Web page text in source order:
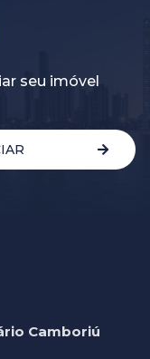
seu imóvel
Camboriú